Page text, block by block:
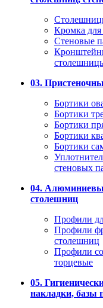
Кромка
Стеновые
03.
Бортики
Бортики
Бортики
Бортики
Бортики
стеновых
04.
столешниц
Профили
Профили
столешниц
Профили
торцевые
05.
накладки, базы